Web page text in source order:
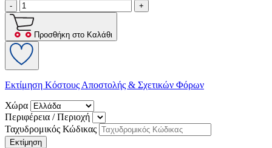
- +
Προσθήκη στο Καλάθι
Εκτίμηση Κόστους Αποστολής & Σχετικών Φόρων
Χώρα
Περιφέρεια / Περιοχή
Ταχυδρομικός Κώδικας
Εκτίμηση